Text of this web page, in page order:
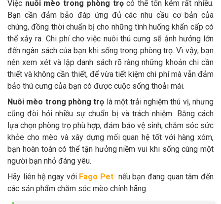
Việc nuôi mèo trong phòng trọcó thể tốn kém rất nhiều.
Bạn cần đảm bảo đáp ứng đủ các nhu cầu cơ bản của
chúng, đồng thời chuẩn bị cho những tình huống khẩn cấp có
thể xảy ra. Chi phí cho việc nuôi thú cưng sẽ ảnh hưởng lớn
đến ngân sách của bạn khi sống trong phòng trọ. Vì vậy, bạn
nên xem xét và lập danh sách rõ ràng những khoản chi cần
thiết và không cần thiết, để vừa tiết kiệm chi phí mà vẫn đảm
bảo thú cưng của bạn có được cuộc sống thoải mái.
Nuôi mèo trong phòng trọ là một trải nghiệm thú vị, nhưng
cũng đòi hỏi nhiều sự chuẩn bị và trách nhiệm. Bằng cách
lựa chọn phòng trọ phù hợp, đảm bảo vệ sinh, chăm sóc sức
khỏe cho mèo và xây dựng mối quan hệ tốt với hàng xóm,
bạn hoàn toàn có thể tận hưởng niềm vui khi sống cùng một
người bạn nhỏ đáng yêu.
Hãy liên hệ ngay với Fago Pet nếu bạn đang quan tâm đến
các sản phẩm chăm sóc mèo chính hãng.